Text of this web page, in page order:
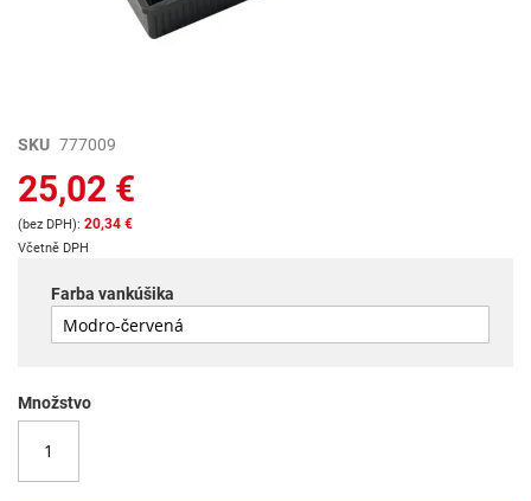
Preskočiť
začiatok
galérie
obrázkov
SKU 777009
25,02 €
20,34 €
Včetně DPH
Farba vankúšika
Množstvo